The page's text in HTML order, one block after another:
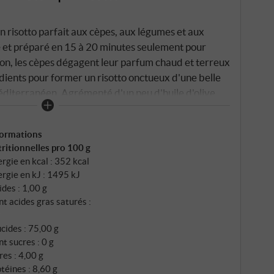
risotto parfait aux cèpes, aux légumes et aux
préparé en 15 à 20 minutes seulement pour
les cèpes dégagent leur parfum chaud et terreux
pour former un risotto onctueux d'une belle
Agrémenté d'un peu d'huile d'olive,
finir, de beurre et de parmesan râpé, on
pro 100 g
en kcal : 352 kcal
en kJ : 1495 kJ
: 1,00 g
acides gras saturés :
: 75,00 g
sucres : 0 g
: 4,00 g
: 8,60 g